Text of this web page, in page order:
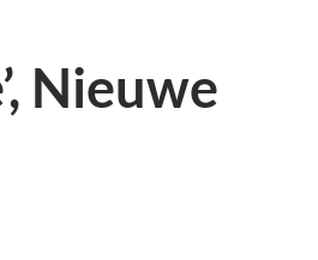
Nieuwe